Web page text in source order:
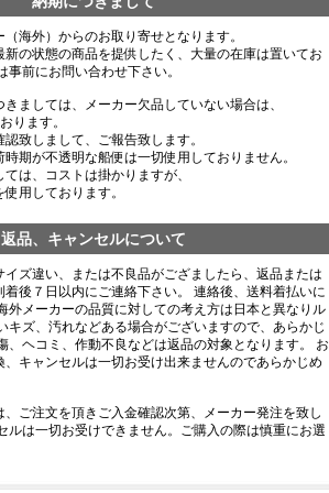
海外）からのお取り寄せとなります。
の状態の商品を提供したく、大量の在庫は置いてお
事前にお問い合わせ下さい。
ましては、メーカー欠品していない場合は、
ります。
致しまして、ご報告致します。
期が不透明な船便は一切使用しておりません。
は、コストは掛かりますが、
用しております。
返品、キャンセルについて
ズ違い、または不良品がござましたら、返品または
後７日以内にご連絡下さい。 連絡後、送料着払いに
外メーカーの品質に対しての考え方は日本と異なりル
キズ、汚れなどある場合がございますので、あらかじ
、ヘコミ、作動不良などは返品の対象となります。 お
キャンセルは一切お受け出来ませんのであらかじめ
ご注文を頂きご入金確認次第、メーカー発注を致し
ルは一切お受けできません。ご購入の際は慎重にお選